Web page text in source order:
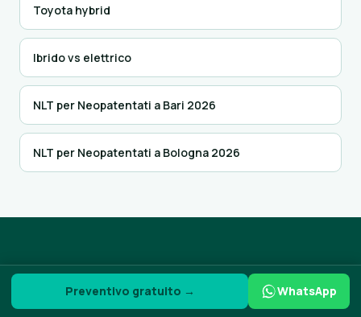
Toyota hybrid
Ibrido vs elettrico
NLT per Neopatentati a Bari 2026
NLT per Neopatentati a Bologna 2026
PHEV: scelta giusta per te?
Preventivo gratuito → WhatsApp